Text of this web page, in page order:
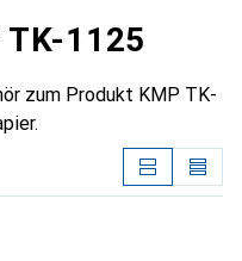
1125
zum Produkt KMP TK-